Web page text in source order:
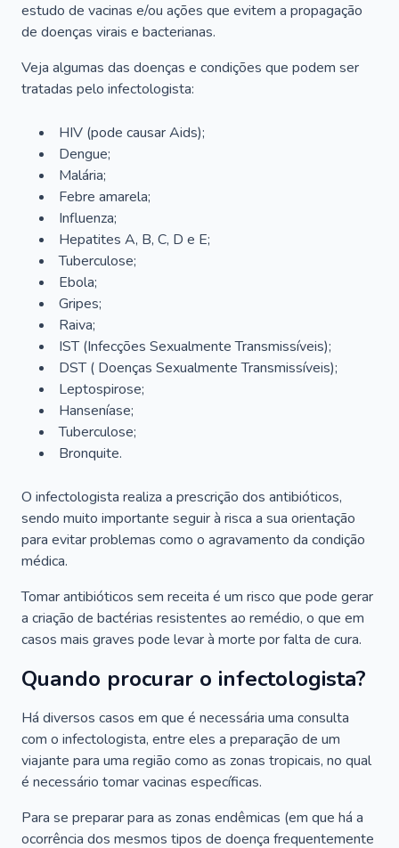
estudo de vacinas e/ou ações que evitem a propagação
de doenças virais e bacterianas.
Veja algumas das doenças e condições que podem ser
tratadas pelo infectologista:
HIV (pode causar Aids);
Dengue;
Malária;
Febre amarela;
Influenza;
Hepatites A, B, C, D e E;
Tuberculose;
Ebola;
Gripes;
Raiva;
IST (Infecções Sexualmente Transmissíveis);
DST ( Doenças Sexualmente Transmissíveis);
Leptospirose;
Hanseníase;
Tuberculose;
Bronquite.
O infectologista realiza a prescrição dos antibióticos,
sendo muito importante seguir à risca a sua orientação
para evitar problemas como o agravamento da condição
médica.
Tomar antibióticos sem receita é um risco que pode gerar
a criação de bactérias resistentes ao remédio, o que em
casos mais graves pode levar à morte por falta de cura.
Quando procurar o infectologista?
Há diversos casos em que é necessária uma consulta
com o infectologista, entre eles a preparação de um
viajante para uma região como as zonas tropicais, no qual
é necessário tomar vacinas específicas.
Para se preparar para as zonas endêmicas (em que há a
ocorrência dos mesmos tipos de doença frequentemente